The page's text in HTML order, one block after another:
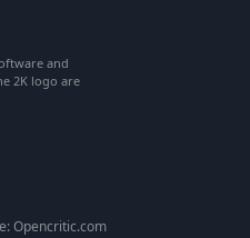
bayou, et
servi !
and
2K logo are
Opencritic.com